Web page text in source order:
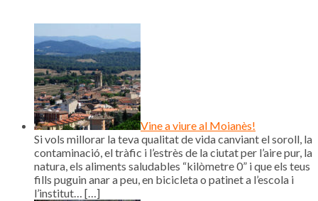
Vine a viure al Moianès!
Si vols millorar la teva qualitat de vida canviant el soroll, la
contaminació, el tràfic i l’estrès de la ciutat per l’aire pur, la
natura, els aliments saludables “kilòmetre 0” i que els teus
fills puguin anar a peu, en bicicleta o patinet a l’escola i
l’institut… […]